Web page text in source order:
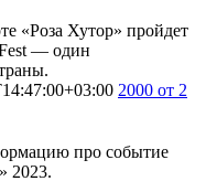
«Роза Хутор» пройдет
— один
2000 от 2
про событие
2023.